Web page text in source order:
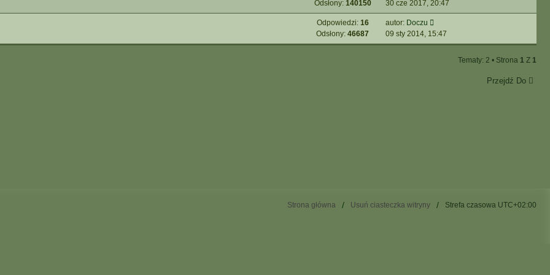
Odsłony: 140150
30 cze 2017, 20:47
Odpowiedzi: 16
Odsłony: 46687
autor: Doczu
09 sty 2014, 15:47
Tematy: 2 • Strona 1 Z 1
Przejdź Do
Strona główna Usuń ciasteczka witryny Strefa czasowa UTC+02:00